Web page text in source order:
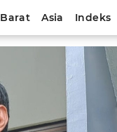
Barat Asia Indeks